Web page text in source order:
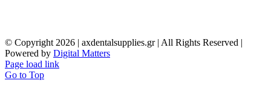
© Copyright 2026 | axdentalsupplies.gr | All Rights Reserved |
Powered by Digital Matters
Page load link
Go to Top